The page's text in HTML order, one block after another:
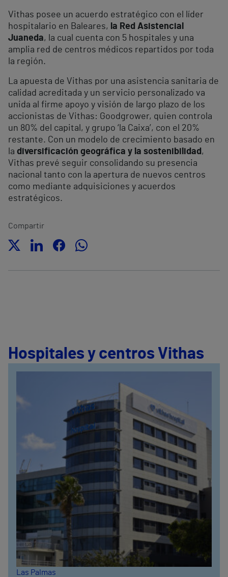
Vithas posee un acuerdo estratégico con el líder
hospitalario en Baleares, la Red Asistencial
Juaneda, la cual cuenta con 5 hospitales y una
amplia red de centros médicos repartidos por toda
la región.
La apuesta de Vithas por una asistencia sanitaria de
calidad acreditada y un servicio personalizado va
unida al firme apoyo y visión de largo plazo de los
accionistas de Vithas: Goodgrower, quien controla
un 80% del capital, y grupo ‘la Caixa’, con el 20%
restante. Con un modelo de crecimiento basado en
la diversificación geográfica y la sostenibilidad ,
Vithas prevé seguir consolidando su presencia
nacional tanto con la apertura de nuevos centros
como mediante adquisiciones y acuerdos
estratégicos.
Compartir
Hospitales y centros Vithas
Las Palmas